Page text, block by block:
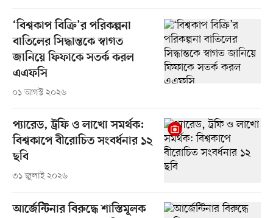
‘বিশ্বকাপ বিক্রি’র পরিকল্পনা
বাতিলের সিদ্ধান্তকে স্বাগত
জানিয়ে ফিফাকে সতর্ক করল
এএফসি
০১ আগস্ট ২০২৬
প্যারেড, ট্রফি ও লাখো সমর্থক:
বিশ্বকাপে বীরোচিত সংবর্ধনার ১২
ছবি
৩১ জুলাই ২০২৬
আর্জেন্টিনার বিরুদ্ধে শাস্তিমূলক